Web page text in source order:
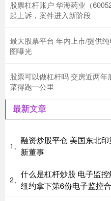
股票杠杆账户 华海药业（
起上诉，案件进入新阶段
最大股票平台 年内上市/提供
图曝光
股票可以做杠杆吗 交房近两
菜得跑一公里
最新文章
1、
融资炒股平仓 美国东北
新董事
2、
什么是杠杆炒股 电子监
纽约拿下第6份电子监控